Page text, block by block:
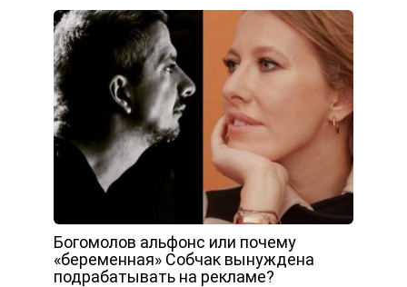
Богомолов альфонс или почему
«беременная» Собчак вынуждена
подрабатывать на рекламе?